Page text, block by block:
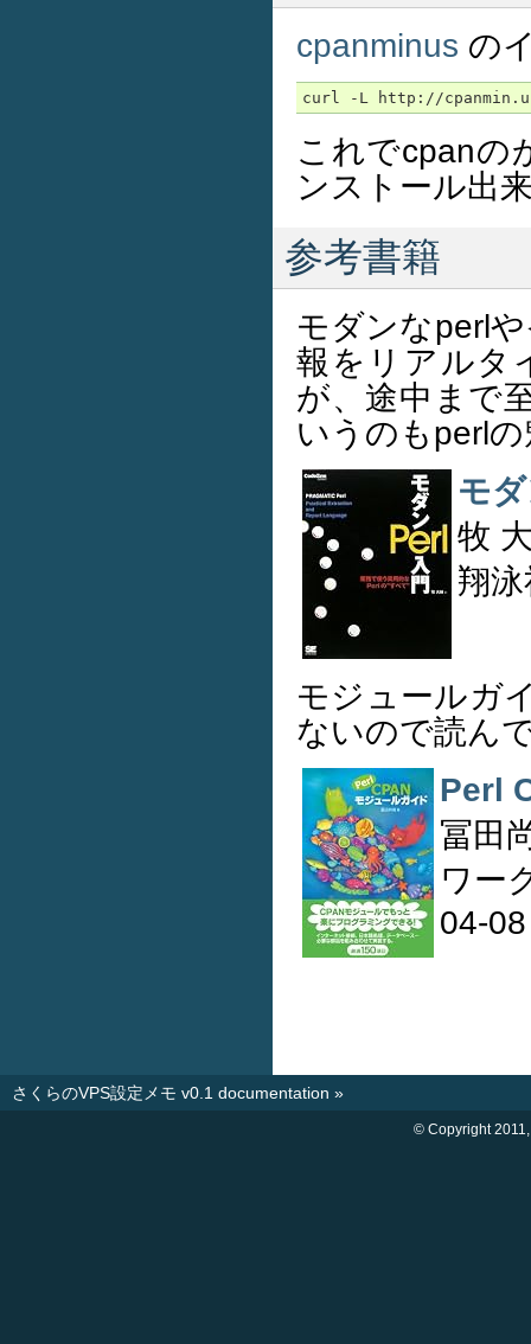
cpanminus の
これでcpanの
ンストール出
参考書籍
モダンなperl
報をリアルタ
が、途中まで
いうのもperl
モ
牧
翔
モジュールガ
ないので読ん
Perl
冨田
ワー
04-
さくらのVPS設定メモ v0.1 documentation »
© Copyright